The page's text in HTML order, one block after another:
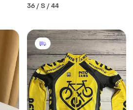
36 / S / 44